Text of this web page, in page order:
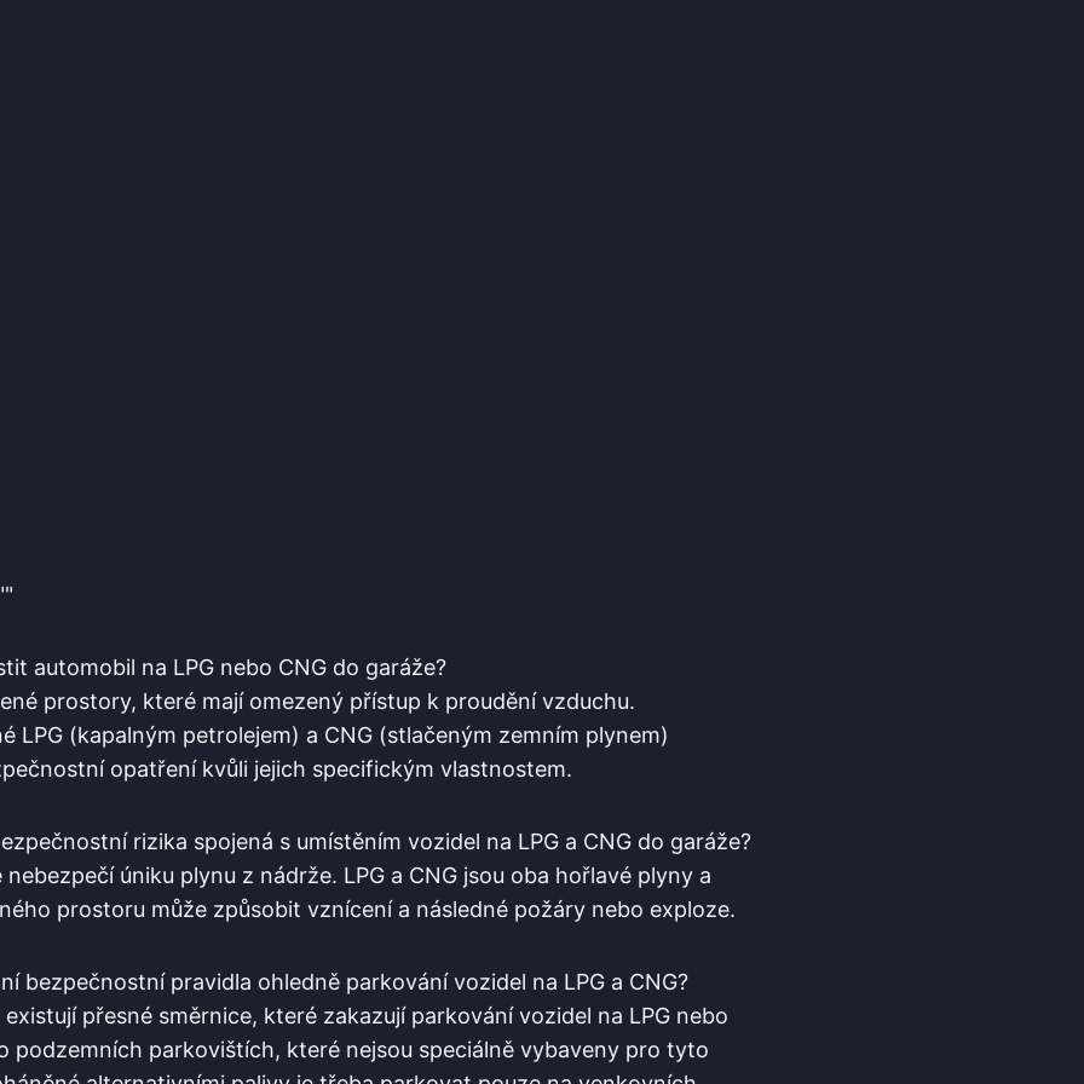
automobil na LPG nebo CNG do garáže?
​prostory, ‌které mají omezený ‌přístup k ​proudění vzduchu.
LPG (kapalným petrolejem) a CNG (stlačeným zemním plynem)
opatření‍ kvůli jejich specifickým vlastnostem.
rizika spojená s⁢ umístěním vozidel na LPG‌ a CNG do garáže?
úniku ⁤plynu z‍ nádrže.‌ LPG⁤ a CNG⁣ jsou oba⁣ hořlavé plyny a⁢
⁣prostoru‌ může způsobit⁣ vznícení ‌a‍ následné požáry​ nebo⁣ exploze.
bezpečnostní pravidla ohledně‌ parkování vozidel​ na LPG a CNG?
přesné směrnice, které ⁢zakazují parkování vozidel na LPG nebo
podzemních parkovištích, které nejsou⁣ speciálně vybaveny pro tyto